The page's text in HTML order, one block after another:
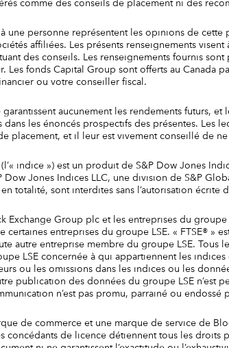
comme des conseils de placement ni des
à une personne représentent les opinions de
affiliées. Les présents renseignements
des conseils. Les renseignements fournis
Les fonds Capital Group sont offerts au Canada
ou votre conseiller fiscal.
garantissent aucunement les rendements futurs,
les énoncés prospectifs des présentes. Les
placement, et il leur est vivement conseillé de
(l’« indice ») est un produit de S&P Dow Jones
Jones Indices LLC, une division de S&P
totalité, sont interdites sans l’autorisation écrite
Exchange Group plc et les entreprises du
entreprises du groupe LSE. « FTSE® »
autre entreprise membre du groupe LSE. Tous
LSE concernée à qui appartiennent les
ou les omissions dans les indices ou les
publication des données du groupe LSE n’est
n’est pas promu, parrainé ou endossé
de commerce et une marque de service de
concédants de licence détiennent tous les